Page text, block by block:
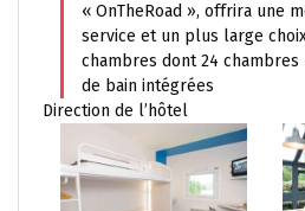
« OnTheRoad », offrira une
service et un plus large
chambres dont 24 chambres
de bain intégrées
Direction de l’hôtel